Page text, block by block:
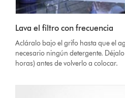
Lava el filtro con frecuencia
Acláralo bajo el grifo hasta que el
necesario ningún detergente.
horas) antes de volverlo a colocar.